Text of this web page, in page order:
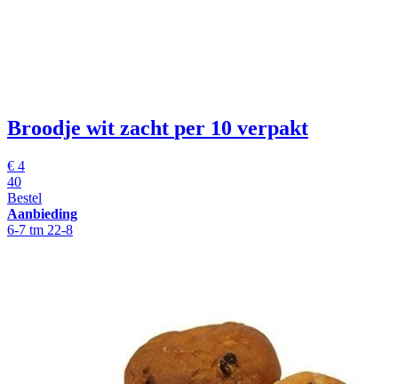
Broodje wit zacht per 10 verpakt
€ 4
40
Bestel
Aanbieding
6-7 tm 22-8